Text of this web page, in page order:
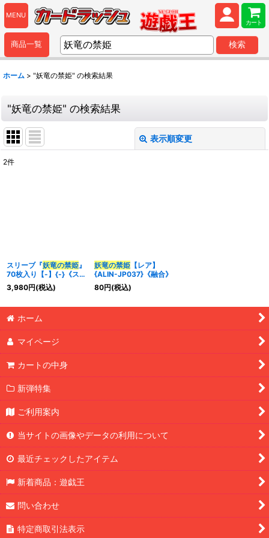
MENU
カート
商品一覧 検索
ホーム > "妖竜の禁姫" の検索結果
"妖竜の禁姫" の検索結果
表示順変更
カテゴリ:
絞り込む
2件
スリーブ『妖竜の禁姫』
70枚入り【-】{-}《スリ
ーブ》
3,980円(税込)
妖竜の禁姫【レア】
{ALIN-JP037}《融合》
80円(税込)
ホーム
マイページ
カートの中身
新弾特集
ご利用案内
当サイトの画像やデータの利用について
最近チェックしたアイテム
新着商品：遊戯王
問い合わせ
特定商取引法表示